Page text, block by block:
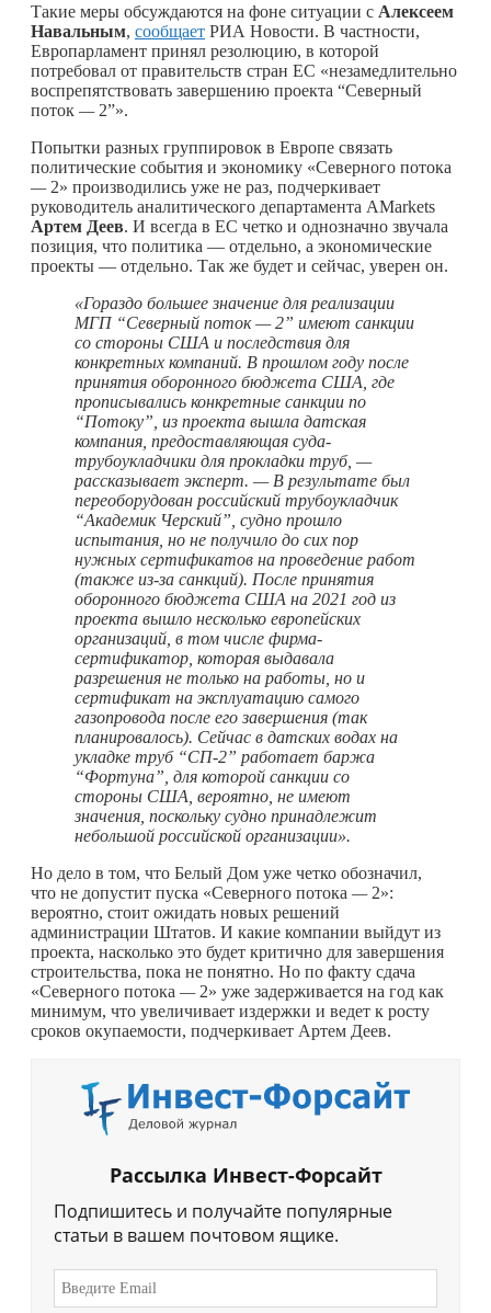
Такие меры обсуждаются на фоне ситуации с Алексеем
Навальным, сообщает РИА Новости. В частности,
Европарламент принял резолюцию, в которой
потребовал от правительств стран ЕС «незамедлительно
воспрепятствовать завершению проекта “Северный
поток — 2”».
Попытки разных группировок в Европе связать
политические события и экономику «Северного потока
— 2» производились уже не раз, подчеркивает
руководитель аналитического департамента AMarkets
Артем Деев. И всегда в ЕС четко и однозначно звучала
позиция, что политика — отдельно, а экономические
проекты — отдельно. Так же будет и сейчас, уверен он.
«Гораздо большее значение для реализации
МГП “Северный поток — 2” имеют санкции
со стороны США и последствия для
конкретных компаний. В прошлом году после
принятия оборонного бюджета США, где
прописывались конкретные санкции по
“Потоку”, из проекта вышла датская
компания, предоставляющая суда-
трубоукладчики для прокладки труб, —
рассказывает эксперт. — В результате был
переоборудован российский трубоукладчик
“Академик Черский”, судно прошло
испытания, но не получило до сих пор
нужных сертификатов на проведение работ
(также из-за санкций). После принятия
оборонного бюджета США на 2021 год из
проекта вышло несколько европейских
организаций, в том числе фирма-
сертификатор, которая выдавала
разрешения не только на работы, но и
сертификат на эксплуатацию самого
газопровода после его завершения (так
планировалось). Сейчас в датских водах на
укладке труб “СП-2” работает баржа
“Фортуна”, для которой санкции со
стороны США, вероятно, не имеют
значения, поскольку судно принадлежит
небольшой российской организации».
Но дело в том, что Белый Дом уже четко обозначил,
что не допустит пуска «Северного потока — 2»:
вероятно, стоит ожидать новых решений
администрации Штатов. И какие компании выйдут из
проекта, насколько это будет критично для завершения
строительства, пока не понятно. Но по факту сдача
«Северного потока — 2» уже задерживается на год как
минимум, что увеличивает издержки и ведет к росту
сроков окупаемости, подчеркивает Артем Деев.
Рассылка Инвест-Форсайт
Подпишитесь и получайте популярные
статьи в вашем почтовом ящике.